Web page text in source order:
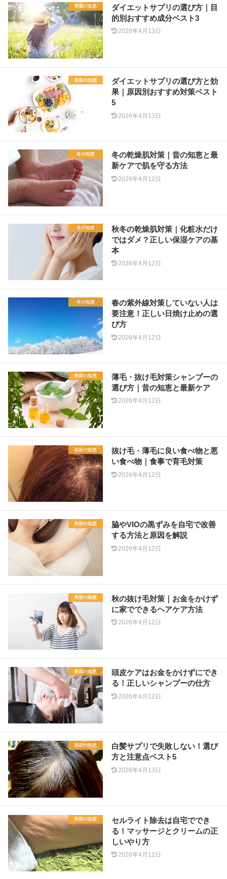
美容の知恵
ダイエットサプリの選び方｜目
的別おすすめ成分ベスト3
2026年4月13日
美容の知恵
ダイエットサプリの選び方と効
果｜原因別おすすめ対策ベスト
5
2026年4月13日
冬の知恵
冬の乾燥肌対策｜昔の知恵と最
新ケアで肌を守る方法
2026年4月12日
冬の知恵
秋冬の乾燥肌対策｜化粧水だけ
ではダメ？正しい保湿ケアの基
本
2026年4月12日
冬の知恵
春の紫外線対策していない人は
要注意！正しい日焼け止めの選
び方
2026年4月12日
美容の知恵
薄毛・抜け毛対策シャンプーの
選び方｜昔の知恵と最新ケア
2026年4月12日
美容の知恵
抜け毛・薄毛に良い食べ物と悪
い食べ物｜食事で育毛対策
2026年4月12日
美容の知恵
脇やVIOの黒ずみを自宅で改善
する方法と原因を解説
2026年4月12日
美容の知恵
秋の抜け毛対策｜お金をかけず
に家でできるヘアケア方法
2026年4月12日
美容の知恵
頭皮ケアはお金をかけずにでき
る！正しいシャンプーの仕方
2026年4月12日
美容の知恵
白髪サプリで失敗しない！選び
方と注意点ベスト5
2026年4月13日
美容の知恵
セルライト除去は自宅ででき
る！マッサージとクリームの正
しいやり方
2026年4月12日